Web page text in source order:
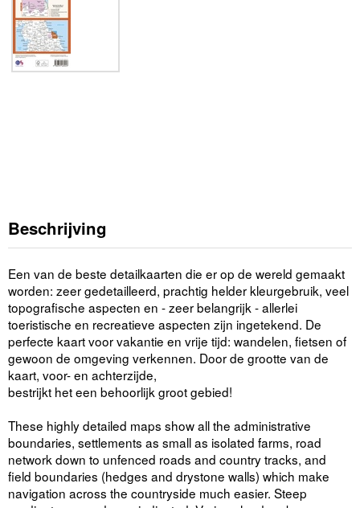
Beschrijving
Een van de beste detailkaarten die er op de wereld gemaakt
worden: zeer gedetailleerd, prachtig helder kleurgebruik, veel
topografische aspecten en - zeer belangrijk - allerlei
toeristische en recreatieve aspecten zijn ingetekend. De
perfecte kaart voor vakantie en vrije tijd: wandelen, fietsen of
gewoon de omgeving verkennen. Door de grootte van de
kaart, voor- en achterzijde,
bestrijkt het een behoorlijk groot gebied!
These highly detailed maps show all the administrative
boundaries, settlements as small as isolated farms, road
network down to unfenced roads and country tracks, and
field boundaries (hedges and drystone walls) which make
navigation across the countryside much easier. Steep